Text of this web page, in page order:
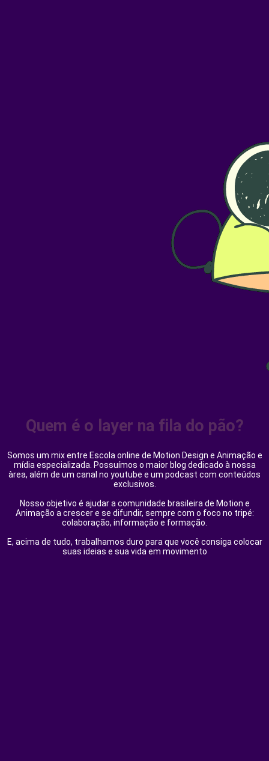
Quem é o layer na fila do pão?
Somos um mix entre Escola online de Motion Design e Animação e
mídia especializada. Possuímos o maior blog dedicado à nossa
àrea, além de um canal no youtube e um podcast com conteúdos
exclusivos.
Nosso objetivo é ajudar a comunidade brasileira de Motion e
Animação a crescer e se difundir, sempre com o foco no tripé:
colaboração, informação e formação.
E, acima de tudo, trabalhamos duro para que você consiga colocar
suas ideias e sua vida em movimento